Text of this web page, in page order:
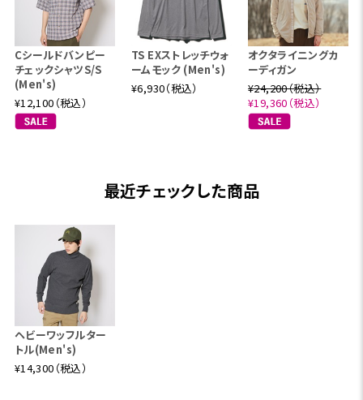
Cシールドバンピー
チェックシャツS/S
(Men's)
¥12,100（税込）
TS EXストレッチウォ
ームモック (Men's)
¥6,930（税込）
オクタライニングカ
ーディガン
¥24,200（税込）
¥19,360（税込）
最近チェックした商品
ヘビーワッフルター
トル(Men's)
¥14,300（税込）